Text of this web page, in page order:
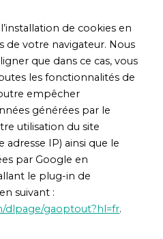
de cookies en
de votre navigateur. Nous
que dans ce cas, vous
les fonctionnalités de
empêcher
générées par le
utilisation du site
IP) ainsi que le
par Google en
le plug-in de
suivant :
dlpage/gaoptout?hl=fr.